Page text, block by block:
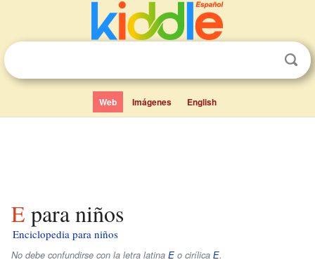
Web Imágenes English
Ε para niños
Enciclopedia para niños
No debe confundirse con la letra latina E o cirílica Е.